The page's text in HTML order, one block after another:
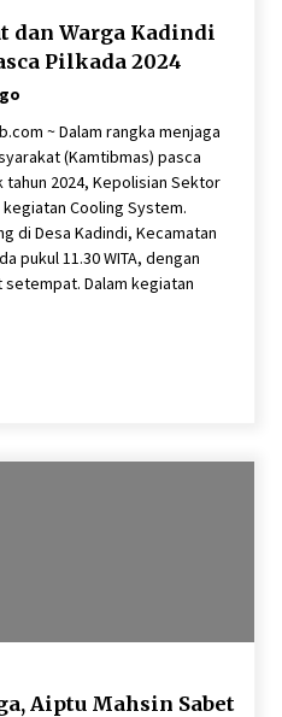
dan Warga Kadindi
Pilkada 2024
~ Dalam rangka menjaga
(Kamtibmas) pasca
2024, Kepolisian Sektor
Cooling System.
di Desa Kadindi, Kecamatan
pukul 11.30 WITA, dengan
Dalam kegiatan
Aiptu Mahsin Sabet